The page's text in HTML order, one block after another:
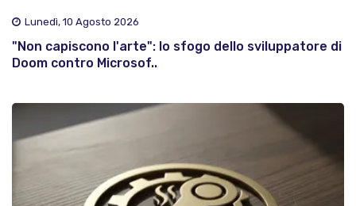
Lunedì, 10 Agosto 2026
"Non capiscono l'arte": lo sfogo dello sviluppatore di
Doom contro Microsof..